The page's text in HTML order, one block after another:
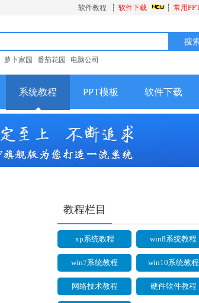
软件教程 ┆ 软件下载 ┆ 常用
萝卜家园 番茄花园 电脑公司
系统教程 PPT模板 软件下载
教程栏目
xp系统教程 win8系统教程
win7系统教程 win10系统教程
网络技术教程 硬件软件教程